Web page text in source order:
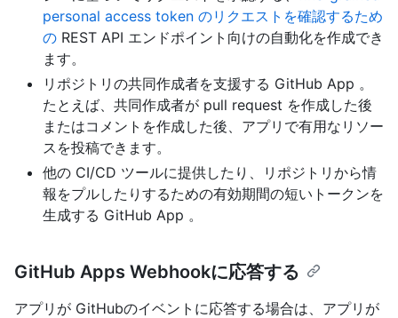
personal access token のリクエストを確認するため
の REST API エンドポイント向けの自動化を作成でき
ます。
リポジトリの共同作成者を支援する GitHub App 。
たとえば、共同作成者が pull request を作成した後
またはコメントを作成した後、アプリで有用なリソー
スを投稿できます。
他の CI/CD ツールに提供したり、リポジトリから情
報をプルしたりするための有効期間の短いトークンを
生成する GitHub App 。
GitHub Apps Webhookに応答する
アプリが GitHubのイベントに応答する場合は、アプリが